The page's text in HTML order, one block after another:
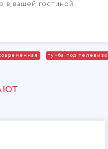
в вашей гостиной.
тумба под